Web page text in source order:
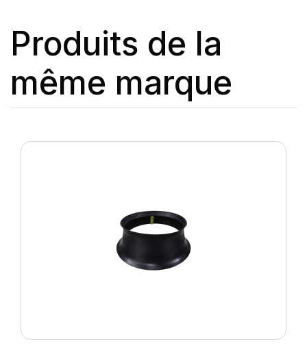
Produits de la
même marque